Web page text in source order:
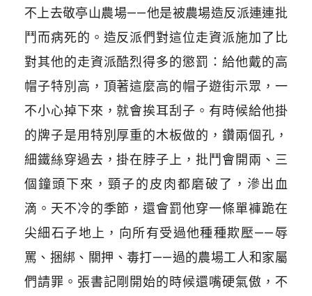
不上去敬亭山農場——他是被農場造反派連連批
鬥而病死的。造反派們對這位走資派施加了比
對其他的走資派酷烈得多的懲罰：給他戴的高
帽子特別高，頂著這麼高的帽子遊街示眾，一
不小心掉下來，就會挨耳刮子。有時候給他掛
的牌子是用特別厚重的木板做的，鑽兩個孔，
細鐵絲穿過去，掛在脖子上，批鬥會開兩、三
個鐘頭下來，頸子的皮肉都磨破了，滲出血
滴。天不冷的季節，還會罰他穿一條單褲跪在
尖細石子地上，向所有受過他種種欺壓——辱
罵、捆綁、關押、毒打——過的農場工人和家屬
們請罪。張書記剛開始的時候還嘴硬氣傲，不